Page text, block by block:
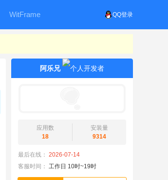
QQ登录
WitFrame
阿乐兄
应用数
18
安装量
9314
最后在线： 2026-07-14
客服时间： 工作日 10时~19时